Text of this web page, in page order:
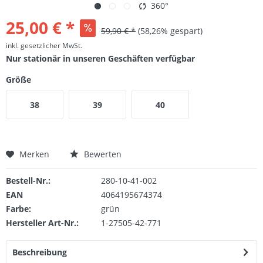
360°
25,00 € * 59,90 € * (58,26% gespart)
inkl. gesetzlicher MwSt.
Nur stationär in unseren Geschäften verfügbar
Größe
38 39 40
Merken Bewerten
Bestell-Nr.:
280-10-41-002
EAN
4064195674374
Farbe:
grün
Hersteller Art-Nr.:
1-27505-42-771
Beschreibung